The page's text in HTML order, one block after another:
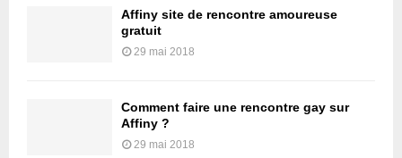
Affiny site de rencontre amoureuse
gratuit
29 mai 2018
Comment faire une rencontre gay sur
Affiny ?
29 mai 2018